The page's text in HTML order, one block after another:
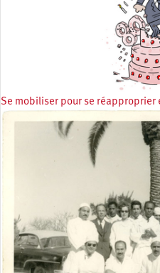
Se mobiliser pour se réapproprier